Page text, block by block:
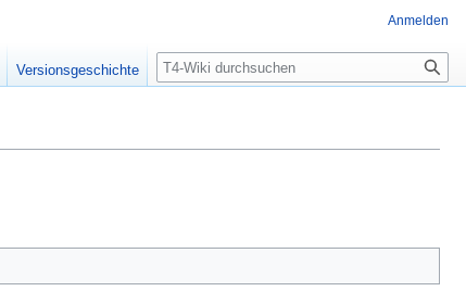
Anmelden
Versionsgeschichte Suche